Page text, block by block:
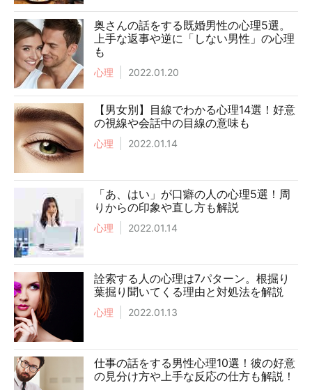
奥さんの話をする既婚男性の心理5選。
上手な返事や逆に「しない男性」の心理
も
心理 2022.01.20
【男女別】目線でわかる心理14選！好意
の視線や会話中の目線の意味も
心理 2022.01.14
「あ、はい」が口癖の人の心理5選！周
りからの印象や直し方も解説
心理 2022.01.14
詮索する人の心理は7パターン。根掘り
葉掘り聞いてくる理由と対処法を解説
心理 2022.01.13
仕事の話をする男性心理10選！彼の好意
の見分け方や上手な反応の仕方も解説！